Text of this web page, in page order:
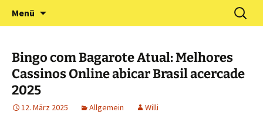
Förderverein Kindergarten
und Grundschule
Neuershausen
Menü
Suchen
nach:
Bingo com Bagarote Atual: Melhores
Cassinos Online abicar Brasil acercade
2025
12. März 2025 Allgemein Willi